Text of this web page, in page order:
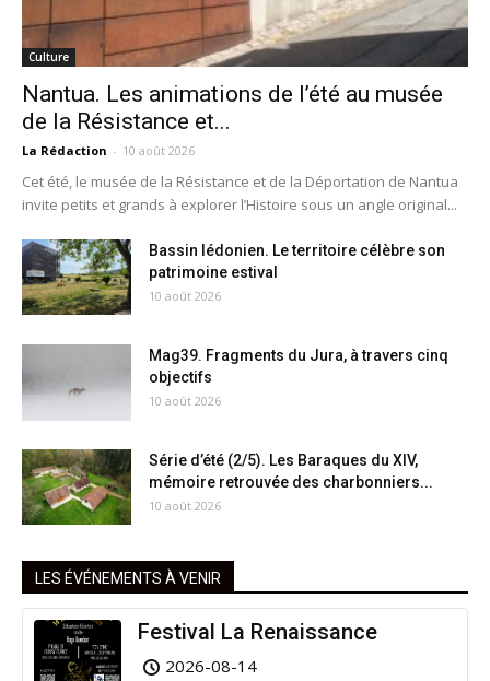
Culture
Nantua. Les animations de l’été au musée
de la Résistance et...
La Rédaction - 10 août 2026
Cet été, le musée de la Résistance et de la Déportation de Nantua
invite petits et grands à explorer l’Histoire sous un angle original...
Bassin lédonien. Le territoire célèbre son
patrimoine estival
10 août 2026
Mag39. Fragments du Jura, à travers cinq
objectifs
10 août 2026
Série d’été (2/5). Les Baraques du XIV,
mémoire retrouvée des charbonniers...
10 août 2026
LES ÉVÉNEMENTS À VENIR
Festival La Renaissance
2026-08-14